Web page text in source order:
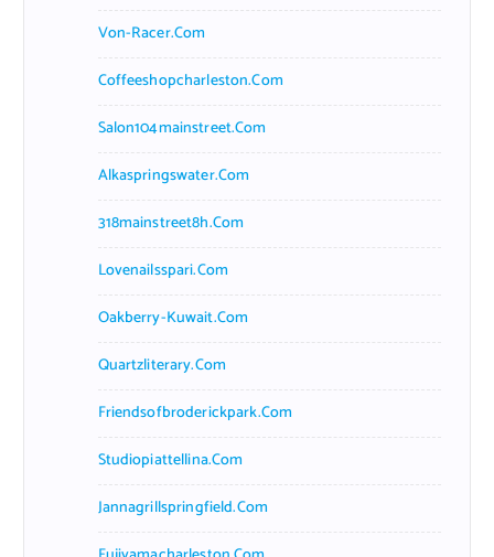
Von-Racer.com
Coffeeshopcharleston.com
Salon104mainstreet.com
Alkaspringswater.com
318mainstreet8h.com
Lovenailsspari.com
Oakberry-Kuwait.com
Quartzliterary.com
Friendsofbroderickpark.com
Studiopiattellina.com
Jannagrillspringfield.com